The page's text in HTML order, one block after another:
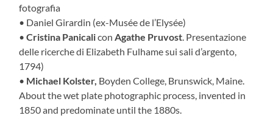
fotografia
• Daniel Girardin (ex-Musée de l’Elysée)
•Cristina Panicalicon Agathe Pruvost . Presentazione
delle ricerche di Elizabeth Fulhame sui sali d’argento,
1794)
• Michael Kolster, Boyden College, Brunswick, Maine.
About the wet plate photographic process, invented in
1850 and predominate until the 1880s.